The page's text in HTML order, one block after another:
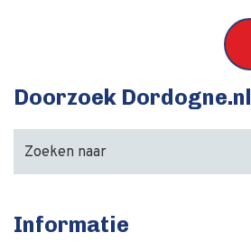
Doorzoek Dordogne.nl
Informatie